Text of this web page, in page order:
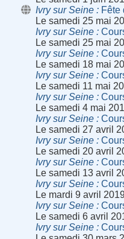
Ivry sur Seine
Fête
Le samedi 25 mai
Ivry sur Seine
Le samedi 25 mai
Ivry sur Seine
Le samedi 18 mai
Ivry sur Seine
Le samedi 11 mai
Ivry sur Seine
Le samedi 4 mai
Ivry sur Seine
Le samedi 27 avril
Ivry sur Seine
Le samedi 20 avril
Ivry sur Seine
Le samedi 13 avril
Ivry sur Seine
Le mardi 9 avril
Ivry sur Seine
Le samedi 6 avril
Ivry sur Seine